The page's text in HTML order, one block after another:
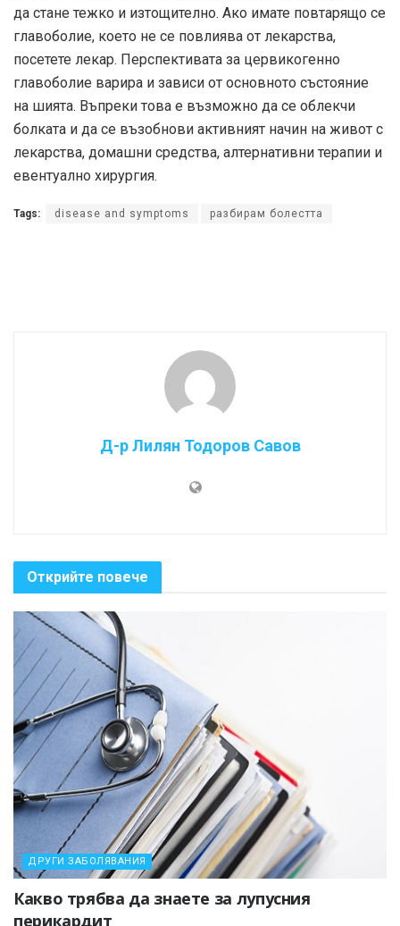
да стане тежко и изтощително. Ако имате повтарящо се
главоболие, което не се повлиява от лекарства,
посетете лекар. Перспективата за цервикогенно
главоболие варира и зависи от основното състояние
на шията. Въпреки това е възможно да се облекчи
болката и да се възобнови активният начин на живот с
лекарства, домашни средства, алтернативни терапии и
евентуално хирургия.
Tags: disease and symptoms разбирам болестта
Д-р Лилян Тодоров Савов
Открийте повече
ДРУГИ ЗАБОЛЯВАНИЯ
Какво трябва да знаете за лупусния
перикардит